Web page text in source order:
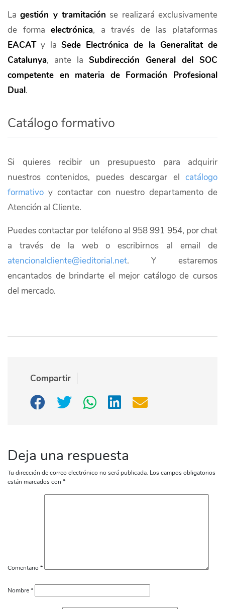
Lagestión y tramitación se realizará exclusivamente
de formaelectrónica, a través de las plataformas
EACATy la Sede Electrónica de la Generalitat de
Catalunya, ante la Subdirección General del SOC
competente en materia de Formación Profesional
Dual.
Catálogo formativo
Si quieres recibir un presupuesto para adquirir
nuestros contenidos, puedes descargar el catálogo
formativo y contactar con nuestro departamento de
Atención al Cliente.
Puedes contactar por teléfono al 958 991 954, por chat
a través de la web o escribirnos al email de
atencionalcliente@ieditorial.net. Y estaremos
encantados de brindarte el mejor catálogo de cursos
del mercado.
Compartir
Deja una respuesta
Tu dirección de correo electrónico no será publicada. Los campos obligatorios
están marcados con *
Comentario *
Nombre*